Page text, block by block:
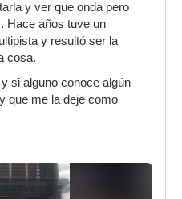
y ver que onda pero
Hace años tuve un
y resultó ser la
cosa.
si alguno conoce algún
que me la deje como